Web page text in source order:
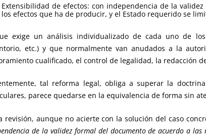
Extensibilidad de efectos: con independencia de la
los efectos que ha de producir, y el Estado requerido se
exige un análisis individualizado de cada uno de
etc.) y que normalmente van anudados a la
cualificado, el control de legalidad, la redacción
tal reforma legal, obliga a superar la
parece quedarse en la equivalencia de forma sin
revisión, aunque no acierte con la solución del caso
de la validez formal del documento de acuerdo a